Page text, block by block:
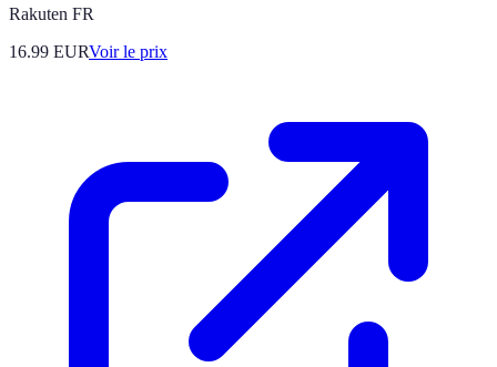
Rakuten FR
16.99 EURVoir le prix